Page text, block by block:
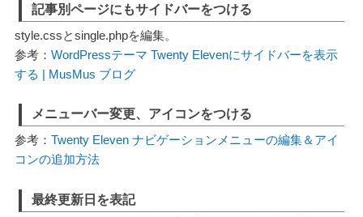
記事別ページにもサイドバーをつける
style.cssとsingle.phpを編集。
参考： WordPressテーマ Twenty Elevenにサイドバーを表示
する | MusMus ブログ
メニューバー変更、アイコンをつける
参考： Twenty Eleven ナビゲーションメニューの編集＆アイ
コンの追加方法
最終更新日を表記